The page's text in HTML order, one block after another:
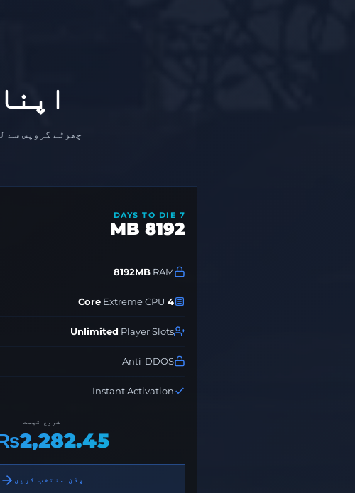
7 DAYS TO DIE
8192 MB
8192MB RAM
4 Core
Extreme CPU
Unlimited Player Slots
Anti-DDOS
Instant Activation
شروع قیمت
پلان منتخب کریں